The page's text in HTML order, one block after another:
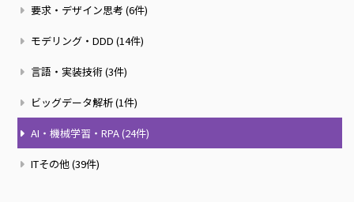
要求・デザイン思考 (6件)
モデリング・DDD (14件)
言語・実装技術 (3件)
ビッグデータ解析 (1件)
AI・機械学習・RPA (24件)
ITその他 (39件)